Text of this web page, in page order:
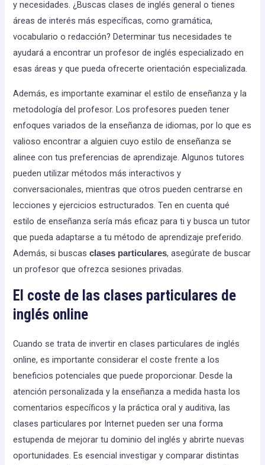
y necesidades. ¿Buscas clases de inglés general o tienes
áreas de interés más específicas, como gramática,
vocabulario o redacción? Determinar tus necesidades te
ayudará a encontrar un profesor de inglés especializado en
esas áreas y que pueda ofrecerte orientación especializada.
Además, es importante examinar el estilo de enseñanza y la
metodología del profesor. Los profesores pueden tener
enfoques variados de la enseñanza de idiomas, por lo que es
valioso encontrar a alguien cuyo estilo de enseñanza se
alinee con tus preferencias de aprendizaje. Algunos tutores
pueden utilizar métodos más interactivos y
conversacionales, mientras que otros pueden centrarse en
lecciones y ejercicios estructurados. Ten en cuenta qué
estilo de enseñanza sería más eficaz para ti y busca un tutor
que pueda adaptarse a tu método de aprendizaje preferido.
Además, si buscasclases particulares, asegúrate de buscar
un profesor que ofrezca sesiones privadas.
El coste de las clases particulares de
inglés online
Cuando se trata de invertir en clases particulares de inglés
online, es importante considerar el coste frente a los
beneficios potenciales que puede proporcionar. Desde la
atención personalizada y la enseñanza a medida hasta los
comentarios específicos y la práctica oral y auditiva, las
clases particulares por Internet pueden ser una forma
estupenda de mejorar tu dominio del inglés y abrirte nuevas
oportunidades. Es esencial investigar y comparar distintas